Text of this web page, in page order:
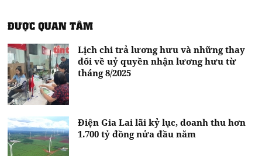
ĐƯỢC QUAN TÂM
Lịch chi trả lương hưu và những thay
đổi về uỷ quyền nhận lương hưu từ
tháng 8/2025
Điện Gia Lai lãi kỷ lục, doanh thu hơn
1.700 tỷ đồng nửa đầu năm